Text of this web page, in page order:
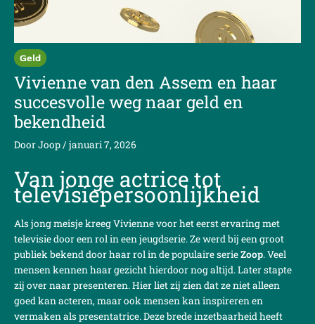
Geld
Vivienne van den Assem en haar
succesvolle weg naar geld en
bekendheid
DoorJoop/ januari 7, 2026
Van jonge actrice tot
televisiepersoonlijkheid
Als jong meisje kreeg Vivienne voor het eerst ervaring met
televisie door een rol in een jeugdserie. Ze werd bij een groot
publiek bekend door haar rol in de populaire serieZoop. Veel
mensen kennen haar gezicht hierdoor nog altijd. Later stapte
zij over naar presenteren. Hier liet zij zien dat ze niet alleen
goed kan acteren, maar ook mensen kan inspireren en
vermaken als presentatrice. Deze brede inzetbaarheid heeft